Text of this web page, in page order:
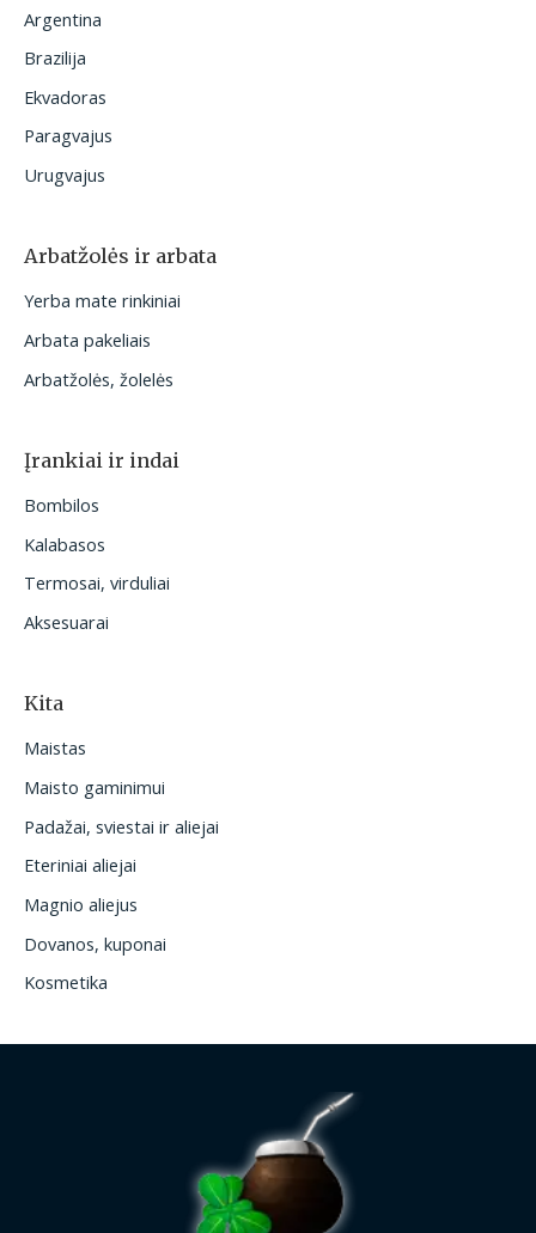
Argentina
Brazilija
Ekvadoras
Paragvajus
Urugvajus
Arbatžolės ir arbata
Yerba mate rinkiniai
Arbata pakeliais
Arbatžolės, žolelės
Įrankiai ir indai
Bombilos
Kalabasos
Termosai, virduliai
Aksesuarai
Kita
Maistas
Maisto gaminimui
Padažai, sviestai ir aliejai
Eteriniai aliejai
Magnio aliejus
Dovanos, kuponai
Kosmetika